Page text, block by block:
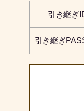
引き継ぎ
引き継ぎ